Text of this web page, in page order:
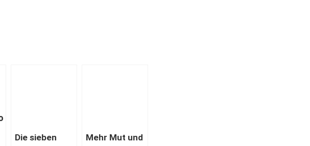
Die sieben
Mehr Mut und